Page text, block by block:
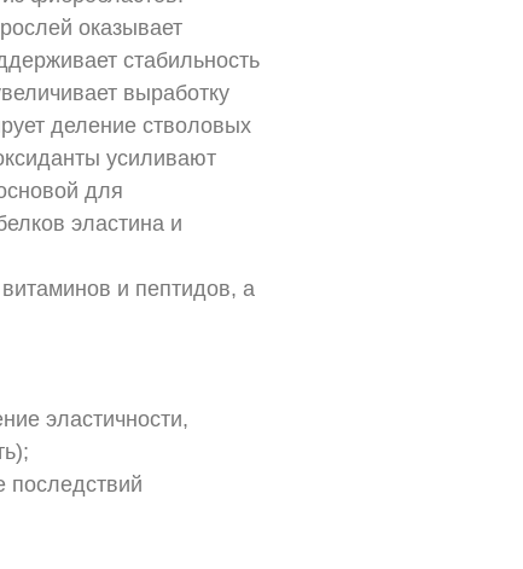
оказывает
стабильность
выработку
деление стволовых
усиливают
для
эластина и
и пептидов, а
эластичности,
последствий